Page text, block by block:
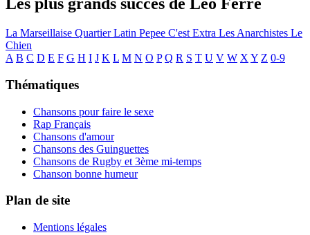
Les plus grands succès de Léo Ferre
La Marseillaise Quartier Latin Pepee C'est Extra Les Anarchistes Le
Chien
A B C D E F G H I J K L M N O P Q R S T U V W X Y Z 0-9
Thématiques
Chansons pour faire le sexe
Rap Français
Chansons d'amour
Chansons des Guinguettes
Chansons de Rugby et 3ème mi-temps
Chanson bonne humeur
Plan de site
Mentions légales